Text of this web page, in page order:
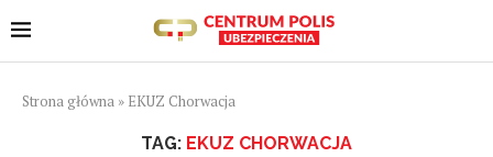
Strona główna » EKUZ Chorwacja
TAG: EKUZ CHORWACJA